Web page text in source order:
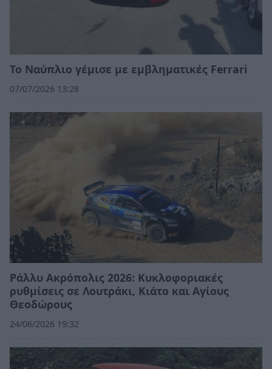
Το Ναύπλιο γέμισε με εμβληματικές Ferrari
07/07/2026 13:28
Ράλλυ Ακρόπολις 2026: Κυκλοφοριακές
ρυθμίσεις σε Λουτράκι, Κιάτο και Αγίους
Θεοδώρους
24/06/2026 19:32